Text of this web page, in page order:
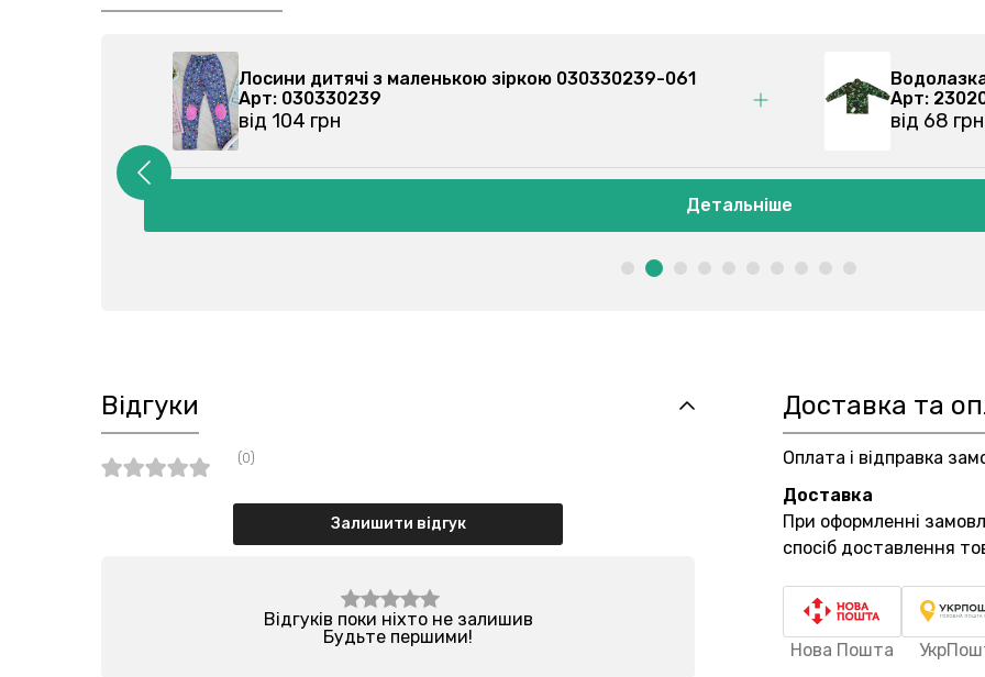
дитячі з маленькою зіркою 030330239-061
Водолазка дитяча, камуфляж
Арт: 230206202
Відгуки
(0)
Залишити відгук
Відгуків поки ніхто не залишив
Будьте першими!
Доставка та
Оплата і відправка
Доставка
При оформленні
спосіб доставлення
Нова Пошта